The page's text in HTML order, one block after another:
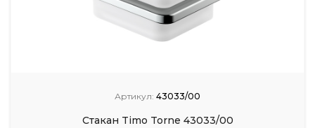
Артикул: 43033/00
Стакан Timo Torne 43033/00